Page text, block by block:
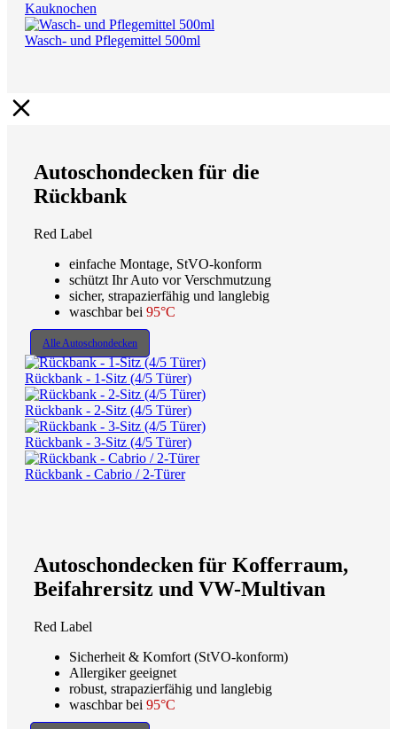
Kauknochen
Wasch- und Pflegemittel 500ml
Autoschondecken für die
Rückbank
Red Label
einfache Montage, StVO-konform
schützt Ihr Auto vor Verschmutzung
sicher, strapazierfähig und langlebig
waschbar bei 95°C
Alle Autoschondecken
Rückbank - 1-Sitz (4/5 Türer)
Rückbank - 2-Sitz (4/5 Türer)
Rückbank - 3-Sitz (4/5 Türer)
Rückbank - Cabrio / 2-Türer
Autoschondecken für Kofferraum,
Beifahrersitz und VW-Multivan
Red Label
Sicherheit & Komfort (StVO-konform)
Allergiker geeignet
robust, strapazierfähig und langlebig
waschbar bei 95°C